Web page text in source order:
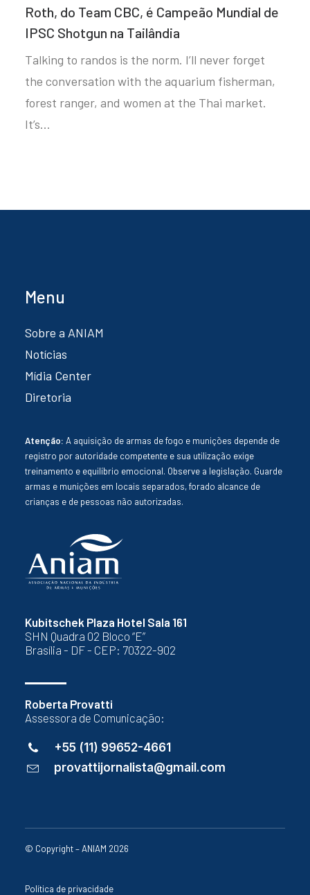
Roth, do Team CBC, é Campeão Mundial de
IPSC Shotgun na Tailândia
Talking to randos is the norm. I’ll never forget
the conversation with the aquarium fisherman,
forest ranger, and women at the Thai market.
It’s…
Kubitschek Plaza Hotel Sala 161
SHN Quadra 02 Bloco “E”
Brasília - DF - CEP: 70322-902
Roberta Provatti
Assessora de Comunicação:
+55 (11) 99652-4661
provattijornalista@gmail.com
Menu
Sobre a ANIAM
Notícias
Mídia Center
Diretoria
Atenção: A aquisição de armas de fogo e munições depende de
registro por autoridade competente e sua utilização exige
treinamento e equilíbrio emocional. Observe a legislação. Guarde
armas e munições em locais separados, forado alcance de
crianças e de pessoas não autorizadas.
© Copyright – ANIAM 2026
Política de privacidade